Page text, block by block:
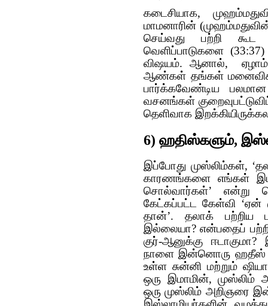
கடைசியாக,
மாமனாரின்
செய்வது பற்றி கூட
வெளிப்பாடுகளை
விஷயம். ஆனால், ஏழாம்
ஆண்கள் தங்கள்
பார்க்கவேண்டிய
வசனங்கள்
தெளிவாக
6) ஹதிஸ்களும்,
இப்போது முஸ்லிம்கள்,
காரணங்களை எங்கள்
சொல்வார்கள்’ என்று
கேட்கப்பட்ட கேள்வி
தான்’. தலாக்
இல்லையா? என்பதைப்
குர்-ஆனுக்கு
நாளை இன்னொரு ஹதீஸ்
உள்ள சுன்னி மற்றும்
ஒரு இமாமின், முஸ்லிம்
ஒரு முஸ்லிம் அறிஞரை